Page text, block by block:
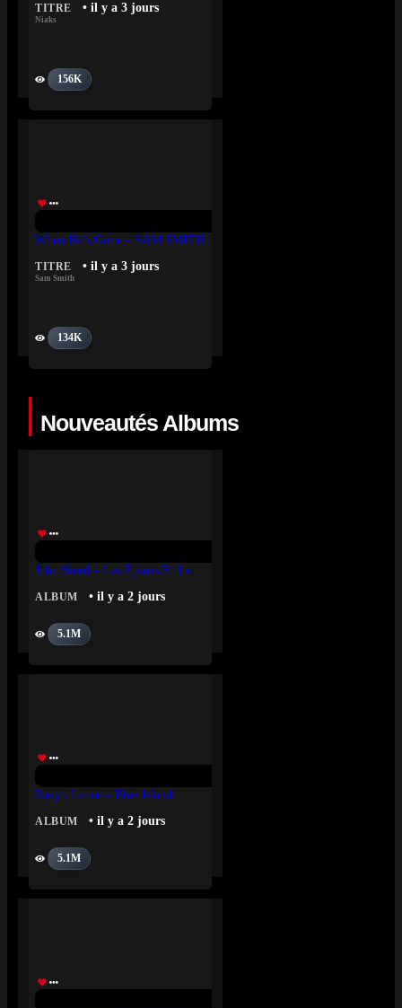
TITRE • il y a 3 jours
Niaks
156K
When He’s Gone – SAM SMITH
TITRE • il y a 3 jours
Sam Smith
134K
Nouveautés Albums
ALBUM • il y a 2 jours
5.1M
Ravyn Lenae – Blue Island
ALBUM • il y a 2 jours
5.1M